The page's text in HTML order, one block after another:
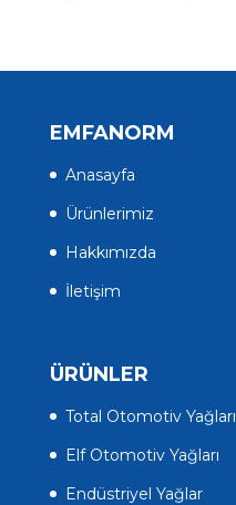
EMFANORM
Anasayfa
Ürünlerimiz
Hakkımızda
İletişim
ÜRÜNLER
Total Otomotiv Yağları
Elf Otomotiv Yağları
Endüstriyel Yağlar